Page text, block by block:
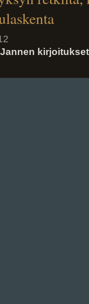
Jannen kirjoitukset